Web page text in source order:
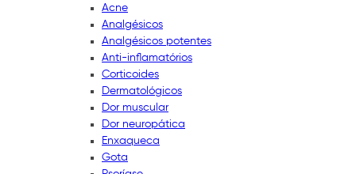
Acne
Analgésicos
Analgésicos potentes
Anti-inflamatórios
Corticoides
Dermatológicos
Dor muscular
Dor neuropática
Enxaqueca
Gota